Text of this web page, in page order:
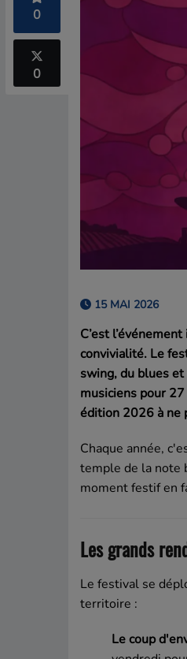
0
0
15 MAI 2026
C’est
convivialité. Le
swing, du blues
musiciens pour
édition 2026 à ne
Chaque année,
temple de la note
moment festif en
Les grands
Le festival se
territoire :
Le coup